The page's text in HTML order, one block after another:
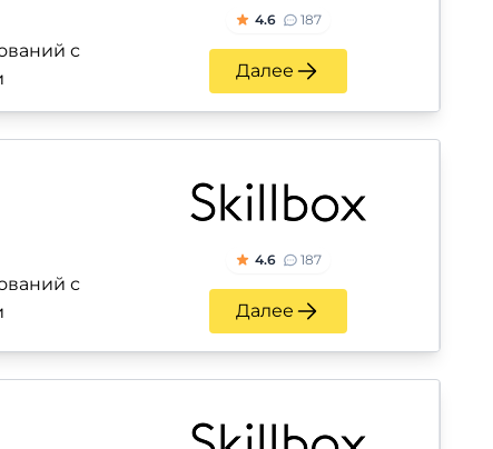
с
4.6 187
Далее
с
4.6 187
Далее